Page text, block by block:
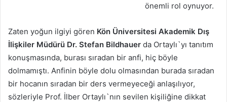
önemli rol oynuyor.
Zaten yoğun ilgiyi gören Kön Üniversitesi Akademik Dış
İlişkiler Müdürü Dr. Stefan Bildhauer da Ortaylı`yı tanıtım
konuşmasında, burası sıradan bir anfi, hiç böyle
dolmamıştı. Anfinin böyle dolu olmasından burada sıradan
bir hocanın sıradan bir ders vermeyeceği anlaşılıyor,
sözleriyle Prof. İlber Ortaylı`nın sevilen kişiliğine dikkat